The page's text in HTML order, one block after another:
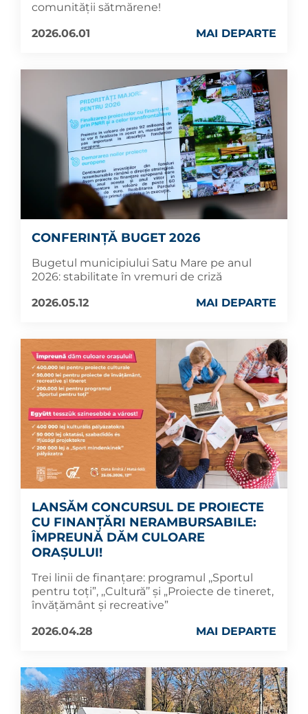
comunității sătmărene!
2026.06.01
MAI DEPARTE
CONFERINȚĂ BUGET 2026
Bugetul municipiului Satu Mare pe anul
2026: stabilitate în vremuri de criză
2026.05.12
MAI DEPARTE
LANSĂM CONCURSUL DE PROIECTE
CU FINANȚĂRI NERAMBURSABILE:
ÎMPREUNĂ DĂM CULOARE
ORAȘULUI!
Trei linii de finanțare: programul ,,Sportul
pentru toți”, ,,Cultură’’ și „Proiecte de tineret,
învățământ şi recreative”
2026.04.28
MAI DEPARTE